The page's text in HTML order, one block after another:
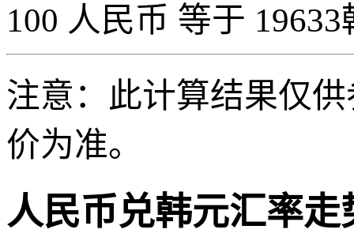
100 人民币 等于
注意：此计算结果仅
价为准。
人民币兑韩元汇率走